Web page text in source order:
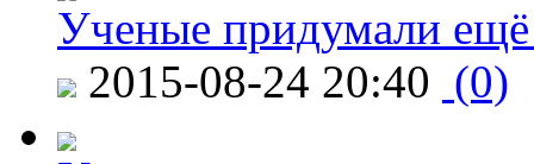
Ученые придумали ещё
2015-08-24 20:40 (0)